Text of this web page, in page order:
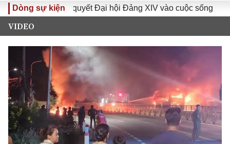
Dòng sự kiện
Đưa Nghị quyết Đại hội Đảng XIV vào cuộc sống Hướng
VIDEO